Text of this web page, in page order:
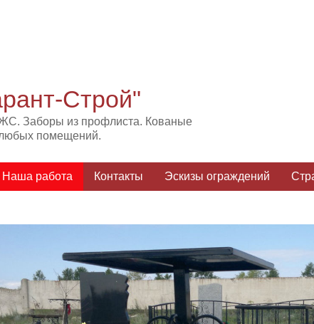
Строй"
Заборы из профлиста. Кованые
помещений.
Наша работа Контакты Эскизы ограждений